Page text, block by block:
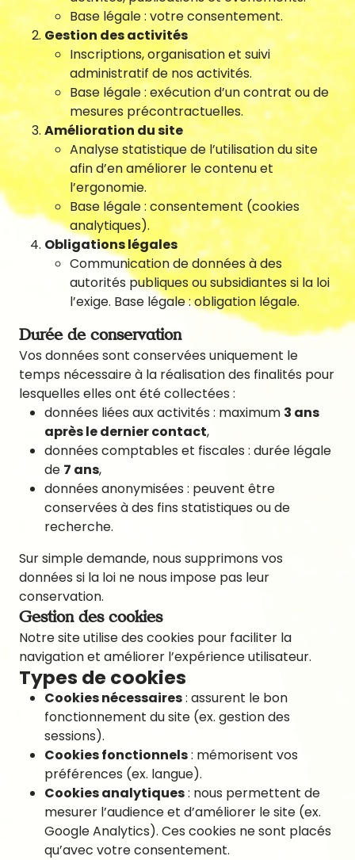
Newsletter
Base légale : votre consentement.
Gestion des activités
Inscriptions, organisation et suivi
administratif de nos activités.
Base légale : exécution d’un contrat ou de
mesures précontractuelles.
Amélioration du site
Analyse statistique de l’utilisation du site
afin d’en améliorer le contenu et
l’ergonomie.
Base légale : consentement (cookies
analytiques).
Obligations légales
Communication de données à des
autorités publiques ou subsidiantes si la loi
l’exige. Base légale : obligation légale.
Durée de conservation
Vos données sont conservées uniquement le
temps nécessaire à la réalisation des finalités pour
lesquelles elles ont été collectées :
données liées aux activités : maximum 3 ans
après le dernier contact,
données comptables et fiscales : durée légale
de 7 ans,
données anonymisées : peuvent être
conservées à des fins statistiques ou de
recherche.
Sur simple demande, nous supprimons vos
données si la loi ne nous impose pas leur
conservation.
Gestion des cookies
Notre site utilise des cookies pour faciliter la
navigation et améliorer l’expérience utilisateur.
Types de cookies
Cookies nécessaires: assurent le bon
fonctionnement du site (ex. gestion des
sessions).
Cookies fonctionnels: mémorisent vos
préférences (ex. langue).
Cookies analytiques: nous permettent de
mesurer l’audience et d’améliorer le site (ex.
Google Analytics). Ces cookies ne sont placés
qu’avec votre consentement.